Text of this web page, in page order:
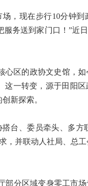
现在步行10分钟到
务送到家门口！”近
区的政协文史馆，如
这一转变，源于田阳
新探索。
、委员牵头、多方
，并联动人社局、总
分区域变身零工市场